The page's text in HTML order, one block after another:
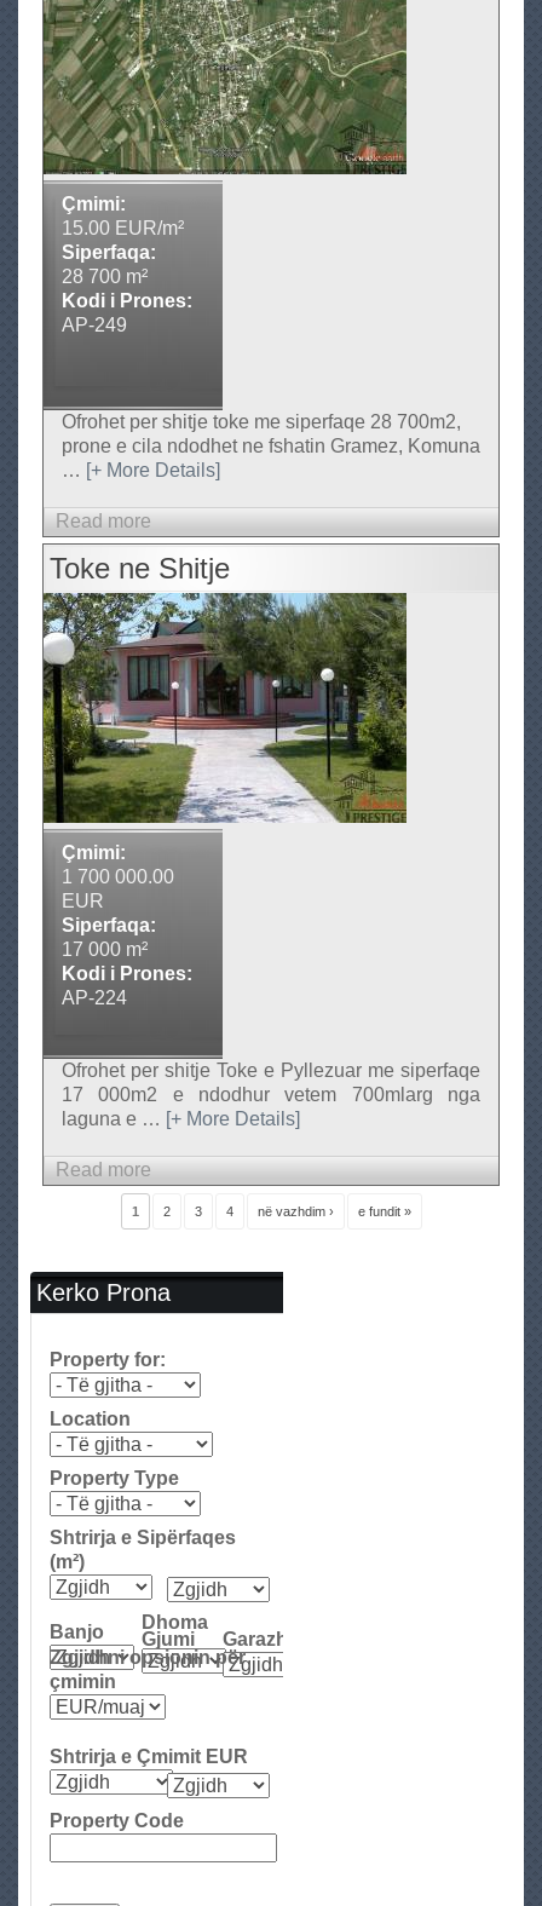
T
o
k
e
n
e
h
i
j
Çmimi:
15.00 EUR/m²
Siperfaqa:
28 700 m²
Kodi i Prones:
AP-249
Ofrohet per shitje toke me siperfaqe 28 700m2,
prone e cila ndodhet ne fshatin Gramez, Komuna
… [+ More Details]
Read more
b
o
u
t
T
o
k
e
n
e
h
t
e
Toke ne Shitje
Çmimi:
1 700 000.00
EUR
Siperfaqa:
17 000 m²
Kodi i Prones:
AP-224
Ofrohet per shitje Toke e Pyllezuar me siperfaqe
17 000m2 e ndodhur vetem 700mlarg nga
laguna e … [+ More Details]
Read more
t
T
k
e
n
e
S
h
i
t
j
e
e
t
1 2 3 4 në vazhdim › e fundit »
Kerko Prona
Property for:
Location
Property Type
Shtrirja e Sipërfaqes
(m²)
Banjo
Dhoma
Gjumi
Garazh
Shtrirja e Çmimit EUR
Property Code
Zgjidhni opsionin për
çmimin